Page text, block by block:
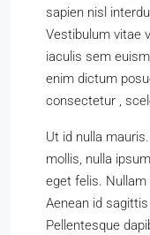
sapien nisl
Vestibulum vitae
iaculis sem
enim dictum
consectetur ,
Ut id nulla
mollis, nulla
eget felis.
Aenean id
Pellentesque